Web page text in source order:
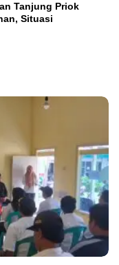
Tanjung Priok
Situasi